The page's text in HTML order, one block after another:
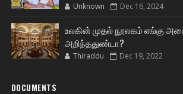
Unknown Dec 16, 2024
உலகின் முதல் நூலகம் எங்கு
அறிந்ததுண்டா?
Thiraddu Dec 19, 2022
DOCUMENTS